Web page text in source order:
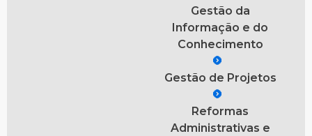
Gestão da
Informação e do
Conhecimento
Gestão de Projetos
Reformas
Administrativas e